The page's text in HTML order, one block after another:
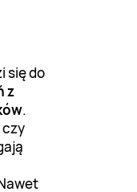
się do
z
.
czy